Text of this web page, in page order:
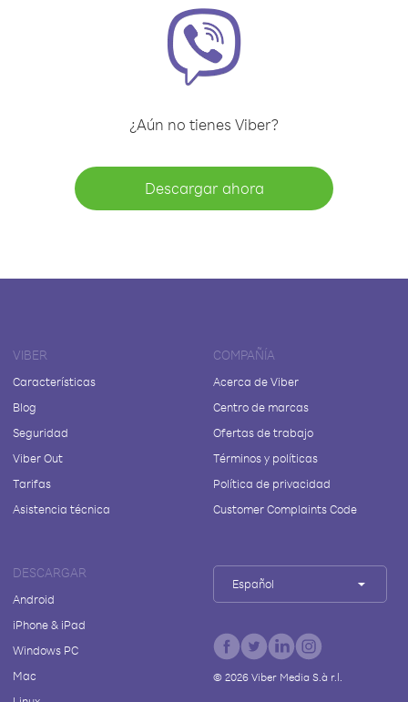
¿Aún no tienes Viber?
Descargar ahora
VIBER
Características
Blog
Seguridad
Viber Out
Tarifas
Asistencia técnica
COMPAÑÍA
Acerca de Viber
Centro de marcas
Ofertas de trabajo
Términos y políticas
Política de privacidad
Customer Complaints Code
DESCARGAR
Android
iPhone & iPad
Windows PC
Mac
Español
© 2026Viber Media S.à r.l.